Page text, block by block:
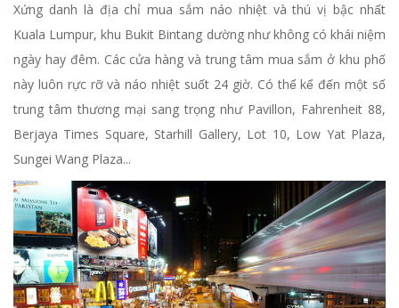
Xứng danh là địa chỉ mua sắm náo nhiệt và thú vị bậc nhất
Kuala Lumpur, khu Bukit Bintang dường như không có khái niệm
ngày hay đêm. Các cửa hàng và trung tâm mua sắm ở khu phố
này luôn rực rỡ và náo nhiệt suốt 24 giờ. Có thể kể đến một số
trung tâm thương mại sang trọng như Pavillon, Fahrenheit 88,
Berjaya Times Square, Starhill Gallery, Lot 10, Low Yat Plaza,
Sungei Wang Plaza...